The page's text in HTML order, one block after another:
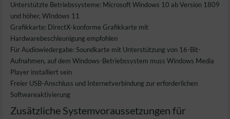
Unterstützte Betriebssysteme: Microsoft Windows 10 ab Version 1809
und höher, WIndows 11
Grafikkarte: DirectX-konforme Grafikkarte mit
Hardwarebeschleunigung empfohlen
Für Audiowiedergabe: Soundkarte mit Unterstützung von 16-Bit-
Aufnahmen, auf dem Windows-Betriebssystem muss Windows Media
Player installiert sein
Freier USB-Anschluss und Internetverbindung zur erforderlichen
Softwareaktivierung
Zusätzliche Systemvoraussetzungen für